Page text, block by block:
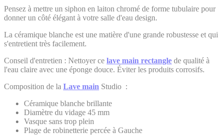
Pensez à mettre un siphon en laiton chromé de forme tubulaire pour
donner un côté élégant à votre salle d'eau design.
La céramique blanche est une matière d'une grande robustesse et qui
s'entretient très facilement.
Conseil d'entretien : Nettoyer ce lave main rectangle de qualité à
l'eau claire avec une éponge douce. Éviter les produits corrosifs.
Composition de la Lave main Studio :
Céramique blanche brillante
Diamètre du vidage 45 mm
Vasque sans trop plein
Plage de robinetterie percée à Gauche